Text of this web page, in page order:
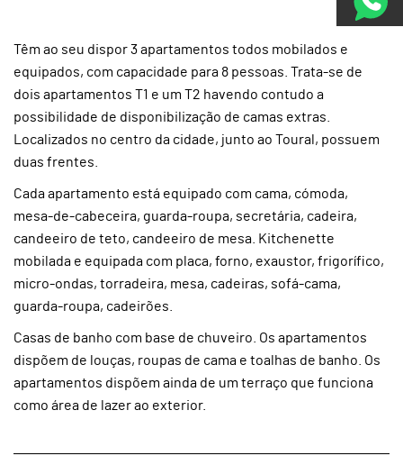
Têm ao seu dispor 3 apartamentos todos mobilados e
equipados, com capacidade para 8 pessoas. Trata-se de
dois apartamentos T1 e um T2 havendo contudo a
possibilidade de disponibilização de camas extras.
Localizados no centro da cidade, junto ao Toural, possuem
duas frentes.
Cada apartamento está equipado com cama, cómoda,
mesa-de-cabeceira, guarda-roupa, secretária, cadeira,
candeeiro de teto, candeeiro de mesa. Kitchenette
mobilada e equipada com placa, forno, exaustor, frigorífico,
micro-ondas, torradeira, mesa, cadeiras, sofá-cama,
guarda-roupa, cadeirões.
Casas de banho com base de chuveiro. Os apartamentos
dispõem de louças, roupas de cama e toalhas de banho. Os
apartamentos dispõem ainda de um terraço que funciona
como área de lazer ao exterior.